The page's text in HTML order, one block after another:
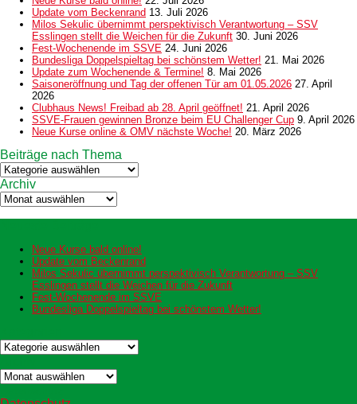
Update vom Beckenrand 13. Juli 2026
Milos Sekulic übernimmt perspektivisch Verantwortung – SSV
Esslingen stellt die Weichen für die Zukunft 30. Juni 2026
Fest-Wochenende im SSVE 24. Juni 2026
Bundesliga Doppelspieltag bei schönstem Wetter! 21. Mai 2026
Update zum Wochenende & Termine! 8. Mai 2026
Saisoneröffnung und Tag der offenen Tür am 01.05.2026 27. April
2026
Clubhaus News! Freibad ab 28. April geöffnet! 21. April 2026
SSVE-Frauen gewinnen Bronze beim EU Challenger Cup 9. April 2026
Neue Kurse online & OMV nächste Woche! 20. März 2026
Beiträge nach Thema
Beiträge
nach
Thema
Archiv
Archiv
Neue Kurse bald online!
Update vom Beckenrand
Milos Sekulic übernimmt perspektivisch Verantwortung – SSV
Esslingen stellt die Weichen für die Zukunft
Fest-Wochenende im SSVE
Bundesliga Doppelspieltag bei schönstem Wetter!
Kategorien
Archiv